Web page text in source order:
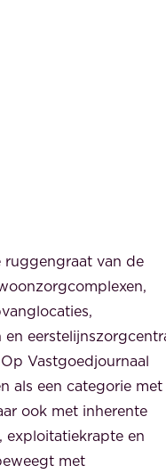
van de
Vastgoedjournaal
als een categorie met
ook met inherente
exploitatiekrapte en
met